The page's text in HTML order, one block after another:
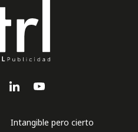
Intangible pero cierto